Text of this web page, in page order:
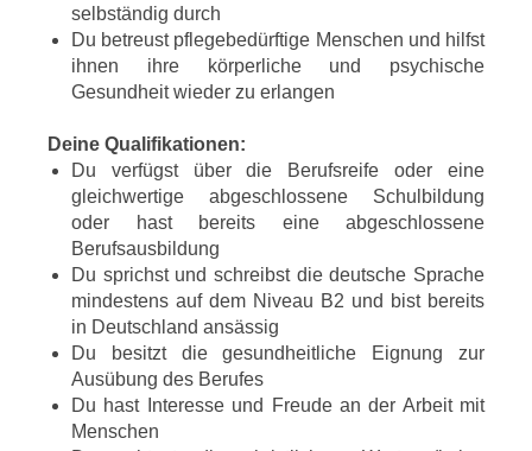
selbständig durch
Du betreust pflegebedürftige Menschen und hilfst
ihnen ihre körperliche und psychische
Gesundheit wieder zu erlangen
Deine Qualifikationen:
Du verfügst über die Berufsreife oder eine
gleichwertige abgeschlossene Schulbildung
oder hast bereits eine abgeschlossene
Berufsausbildung
Du sprichst und schreibst die deutsche Sprache
mindestens auf dem Niveau B2 und bist bereits
in Deutschland ansässig
Du besitzt die gesundheitliche Eignung zur
Ausübung des Berufes
Du hast Interesse und Freude an der Arbeit mit
Menschen